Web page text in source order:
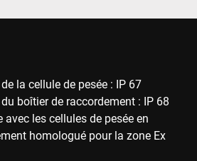
la cellule de pesée : IP 67
boîtier de raccordement : IP 68
avec les cellules de pesée en
homologué pour la zone Ex